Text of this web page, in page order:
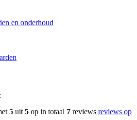
en onderhoud
5 uit 5 op in totaal 7 reviews reviews op